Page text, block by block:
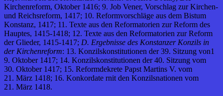
Kirchenreform, Oktober 1416; 9. Job Vener, Vorschlag zur Kirchen-
und Reichsreform, 1417; 10. Reformvorschläge aus dem Bistum
Konstanz, 1417; 11. Texte aus den Reformatorien zur Reform des
Hauptes, 1415-1418; 12. Texte aus den Reformatorien zur Reform
der Glieder, 1415-1417; D. Ergebnisse des Konstanzer Konzils in
der Kirchenreform: 13. Konzilskonstitutionen der 39. Sitzung von1
9. Oktober 1417; 14. Konzilskonstitutionen der 40. Sitzung vom
30. Oktober 1417; 15. Reformdekrete Papst Martins V. vom
21. März 1418; 16. Konkordate rnit den Konzilsnationen vom
21. März 1418.